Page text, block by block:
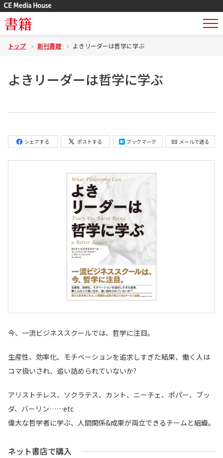
書籍
トップ 新刊書籍 よきリーダーは哲学に学ぶ
よきリーダーは哲学に学ぶ
シェアする ポストする ブックマーク メールで送る
今、一流ビジネススクールでは、哲学に注目。
生産性、効率化、モチベーションを追求しすぎた結果、働く人は
コマ扱いされ、追い詰められていないか?
アリストテレス、ソクラテス、カント、ニーチェ、ポパー、ブッ
ダ、バーリン……etc
偉大な哲学者に学ぶ、人間関係&成果が両立できるチームと組織。
ネット書店で購入